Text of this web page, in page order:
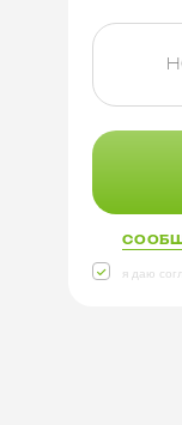
я даю